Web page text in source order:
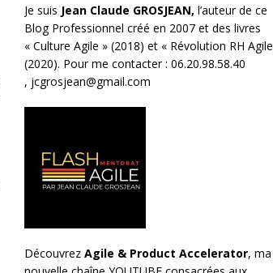
Je suis Jean Claude GROSJEAN, l’auteur de ce
Blog Professionnel créé en 2007 et des livres
« Culture Agile » (2018) et « Révolution RH Agile
(2020). Pour me contacter : 06.20.98.58.40
, jcgrosjean@gmail.com
Découvrez Agile & Product Accelerator, ma